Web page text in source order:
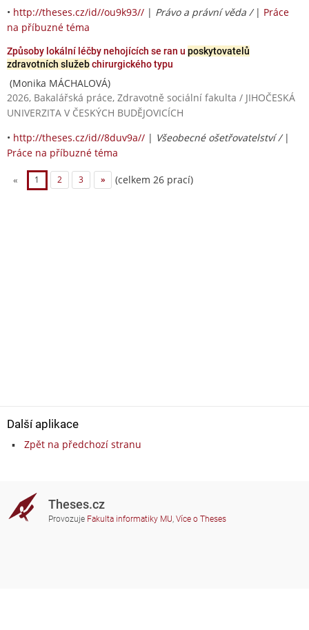
• http://theses.cz/id//ou9k93// | Právo a právní věda / | Práce
na příbuzné téma
Způsoby lokální léčby nehojících se ran u poskytovatelů
zdravotních služebchirurgického typu
(Monika MÁCHALOVÁ)
2026, Bakalářská práce, Zdravotně sociální fakulta / JIHOČESKÁ
UNIVERZITA V ČESKÝCH BUDĚJOVICÍCH
• http://theses.cz/id//8duv9a// | Všeobecné ošetřovatelství / |
Práce na příbuzné téma
« 1 2 3 » (celkem 26 prací)
Další aplikace
Zpět na předchozí stranu
Theses.cz
Provozuje Fakulta informatiky MU, Více o Theses